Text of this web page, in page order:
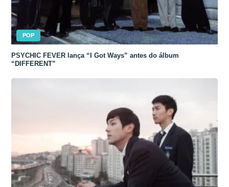
POP
PSYCHIC FEVER lança “I Got Ways” antes do álbum
“DIFFERENT”